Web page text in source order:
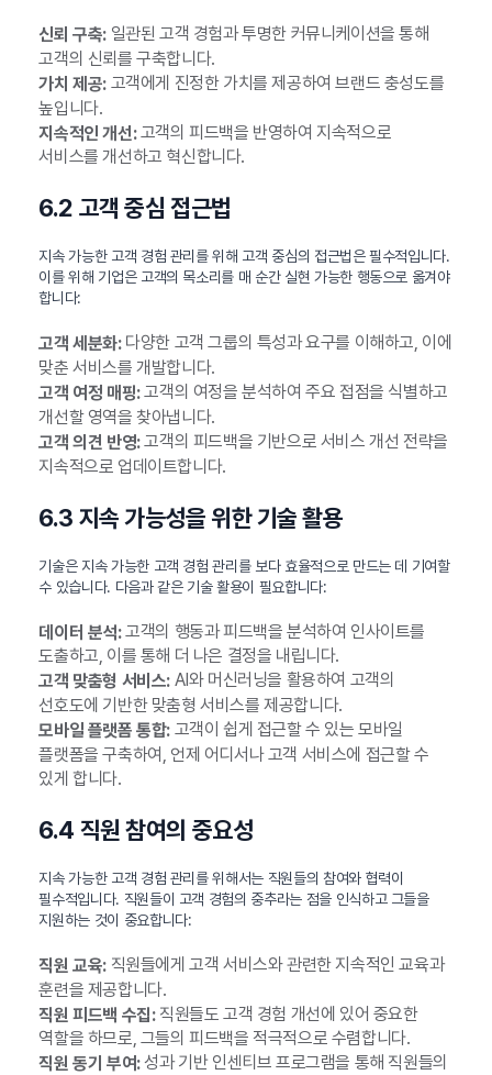
신뢰 구축:일관된 고객 경험과 투명한 커뮤니케이션을 통해
고객의 신뢰를 구축합니다.
가치 제공:고객에게 진정한 가치를 제공하여 브랜드 충성도를
높입니다.
지속적인 개선:고객의 피드백을 반영하여 지속적으로
서비스를 개선하고 혁신합니다.
6.2 고객 중심 접근법
지속 가능한 고객 경험 관리를 위해 고객 중심의 접근법은 필수적입니다.
이를 위해 기업은 고객의 목소리를 매 순간 실현 가능한 행동으로 옮겨야
합니다:
고객 세분화:다양한 고객 그룹의 특성과 요구를 이해하고, 이에
맞춘 서비스를 개발합니다.
고객 여정 매핑:고객의 여정을 분석하여 주요 접점을 식별하고
개선할 영역을 찾아냅니다.
고객 의견 반영:고객의 피드백을 기반으로 서비스 개선 전략을
지속적으로 업데이트합니다.
6.3 지속 가능성을 위한 기술 활용
기술은 지속 가능한 고객 경험 관리를 보다 효율적으로 만드는 데 기여할
수 있습니다. 다음과 같은 기술 활용이 필요합니다:
데이터 분석:고객의 행동과 피드백을 분석하여 인사이트를
도출하고, 이를 통해 더 나은 결정을 내립니다.
고객 맞춤형 서비스:AI와 머신러닝을 활용하여 고객의
선호도에 기반한 맞춤형 서비스를 제공합니다.
모바일 플랫폼 통합:고객이 쉽게 접근할 수 있는 모바일
플랫폼을 구축하여, 언제 어디서나 고객 서비스에 접근할 수
있게 합니다.
6.4 직원 참여의 중요성
지속 가능한 고객 경험 관리를 위해서는 직원들의 참여와 협력이
필수적입니다. 직원들이 고객 경험의 중추라는 점을 인식하고 그들을
지원하는 것이 중요합니다:
직원 교육:직원들에게 고객 서비스와 관련한 지속적인 교육과
훈련을 제공합니다.
직원 피드백 수집:직원들도 고객 경험 개선에 있어 중요한
역할을 하므로, 그들의 피드백을 적극적으로 수렴합니다.
직원 동기 부여:성과 기반 인센티브 프로그램을 통해 직원들의